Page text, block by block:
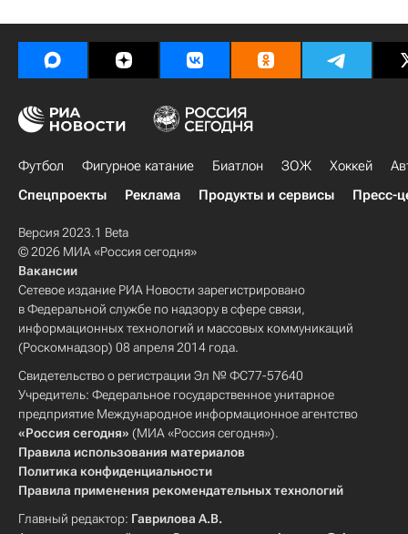
Футбол Фигурное катание Биатлон ЗОЖ Хоккей
Спецпроекты
Реклама Продукты и сервисы Пресс-
Версия 2023.1 Beta
© 2026 МИА «Россия сегодня»
Вакансии
Сетевое издание РИА Новости зарегистрировано
в Федеральной службе по надзору в сфере связи,
информационных технологий и массовых коммуникаций
(Роскомнадзор) 08 апреля 2014 года.
Свидетельство о регистрации Эл № ФС77-57640
Учредитель: Федеральное государственное унитарное
предприятие Международное информационное агентство
«Россия сегодня» (МИА «Россия сегодня»).
Правила использования материалов
Политика конфиденциальности
Правила применения рекомендательных технологий
Главный редактор: Гаврилова А.В.